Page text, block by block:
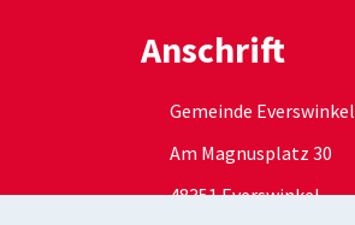
Anschrift
Gemeinde Everswinkel
Am Magnusplatz 30
48351 Everswinkel